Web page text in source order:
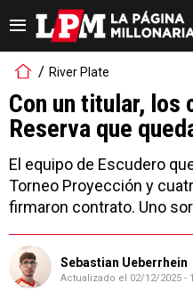
River Plate
Con un titular, los
Reserva que
El equipo de Escudero
Torneo Proyección y
firmaron contrato. Uno
Sebastian Ueberrhein
Actualizado el 02/12/2025 -